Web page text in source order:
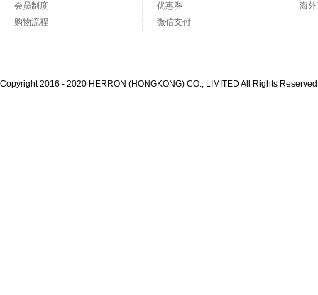
会员制度
购物流程
优惠券
微信支付
海
Copyright 2016 - 2020 HERRON (HONGKONG) CO., LIMITED All Rights